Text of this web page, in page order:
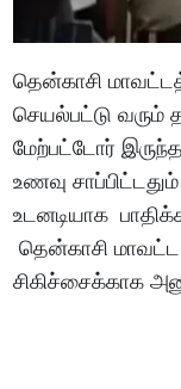
தென்காசி
செயல்பட்டு வரும்
மேற்பட்டோர்
உணவு
உடனடியாக
தென்காசி
சிகிச்சைக்காக